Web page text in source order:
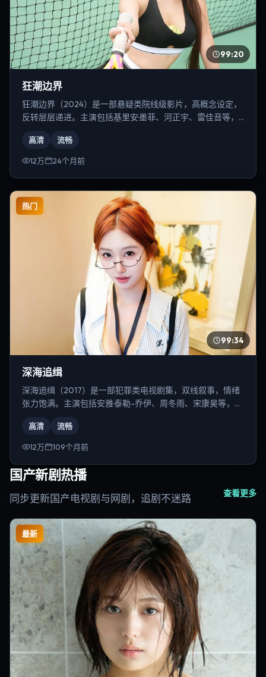
99:20
狂潮边界
狂潮边界（2024）是一部悬疑类院线级影片，高概念设定，
反转层层递进。主演包括基里安·墨菲、河正宇、雷佳音等，
高清 流畅
12万 24个月前
热门
99:34
深海追缉
深海追缉（2017）是一部犯罪类电视剧集，双线叙事，情绪
张力饱满。主演包括安雅·泰勒-乔伊、周冬雨、宋康昊等，导
高清 流畅
12万 109个月前
国产新剧热播
同步更新国产电视剧与网剧，追剧不迷路 查看更多
最新